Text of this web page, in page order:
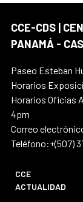
CCE-CDS |
PANAMÁ -
Paseo Esteban
Horarios
Horarios Oficias
4pm
Correo
Teléfono:+(507)
CCE
ACTUALIDAD